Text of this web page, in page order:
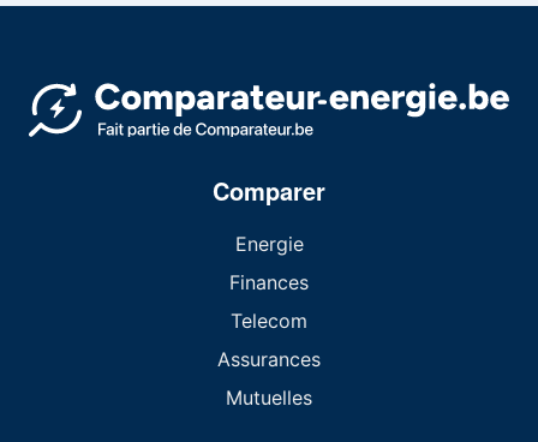
Comparer
Energie
Finances
Telecom
Assurances
Mutuelles